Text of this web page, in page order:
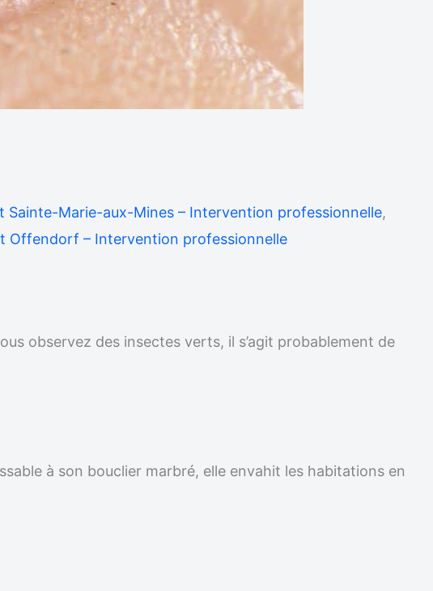
Sainte-Marie-aux-Mines – Intervention professionnelle,
Offendorf – Intervention professionnelle
observez des insectes verts, il s’agit probablement de
à son bouclier marbré, elle envahit les habitations en